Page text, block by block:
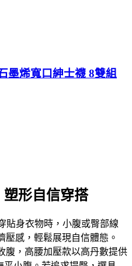
墨烯寬口紳士襪 8雙組
塑形自信穿搭
貼身衣物時，小腹或臀部線
壓感，輕鬆展現自信體態。
腹，高腰加壓款以高丹數提供